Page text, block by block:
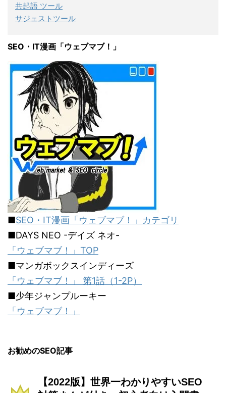
共起語 ツール
サジェストツール
SEO・IT漫画「ウェブマブ！」
■SEO・IT漫画「ウェブマブ！」カテゴリ
■DAYS NEO -デイズ ネオ-
「ウェブマブ！」TOP
■マンガボックスインディーズ
「ウェブマブ！」 第1話（1-2P）
■少年ジャンプルーキー
「ウェブマブ！」
お勧めのSEO記事
【2022版】世界一わかりやすいSEO